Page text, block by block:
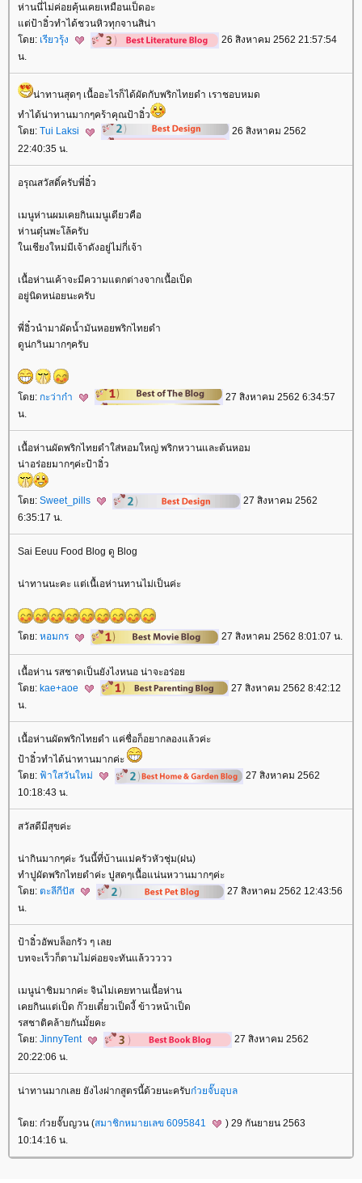
ห่านนี่ไม่ค่อยคุ้นเคยเหมือนเป็ดอะ
ต่ป้าอิ๋วทำได้ชวนหิวทุกจานสิน่า
ดย: เรียวรุ้ง
26 สิงหาคม 2562 21:57:54
น.
น่าทานสุดๆ เนื้ออะไรก็ได้ผัดกับพริกไทยดำ เราชอบหมด
ทำได้น่าทานมากๆคร้าคุณป้าอิ๋ว
ดย: Tui Laksi
26 สิงหาคม 2562
22:40:35 น.
อรุณสวัสดิ์ครับพี่อิ๋ว
เมนูห่านผมเคยกินเมนูเดียวคือ
ห่านตุ๋นพะโล้ครับ
นเชียงใหม่มีเจ้าดังอยู่ไม่กี่เจ้า
เนื้อห่านเค้าจะมีความแตกต่างจากเนื้อเป็ด
อยู่นิดหน่อยนะครับ
พี่อิ๋วนำมาผัดน้ำมันหอยพริกไทยดำ
ดูน่กาินมากๆครับ
ดย: กะว่าก๋า
27 สิงหาคม 2562 6:34:57
น.
เนื้อห่านผัดพริกไทยดำใส่หอมใหญ่ พริกหวานและต้นหอม
น่าอร่อยมากๆค่ะป้าอิ๋ว
ดย: Sweet_pills
27 สิงหาคม 2562
6:35:17 น.
Sai Eeuu Food Blog ดู Blog
น่าทานนะคะ แต่เนื้เอห่านทานไม่เป็นค่ะ
ดย: หอมกร 27 สิงหาคม 2562 8:01:07 น.
เนื้อห่าน รสชาดเป็นยังไงหนอ น่าจะอร่อ
ดย: kae+aoe
27 สิงหาคม 2562 8:42:12
น.
เนื้อห่านผัดพริกไทยดำ แค่ชื่อก็อยากลองแล้วค่ะ
ป้าอิ๋วทำได้น่าทานมากค่ะ
ดย: ฟ้าใสวันใหม่
27 สิงหาคม 2562
10:18:43 น.
สวัสดีมีสุขค่ะ
น่ากินมากๆค่ะ วันนี้ที่บ้านแม่ครัวหัวชุ่ม(ฝน)
ทำปูผัดพริกไทยดำค่ะ ปูสดๆเนื้อแน่นหวานมากๆค่ะ
ดย: ตะลีกีปัส
27 สิงหาคม 2562 12:43:56
น.
ป้าอิ๋วอัพบล็อกรัว ๆ เล
บทจะเร็วก็ตามไม่ค่อยจะทันแล้ววววว
เมนูน่าชิมมากค่ะ จินไม่เคยทานเนื้อห่าน
เคยกินแต่เป็ด ก๊วยเตี๋ยวเป็ดงี้ ข้าวหน้าเป็ด
รสชาติคล้ายกันมั้ยคะ
ดย: JinnyTent
27 สิงหาคม 2562
20:22:06 น.
น่าทานมากเลย ยังไงฝากสูตรนี้ด้วยนะครับก๋วยจั๊บอุบล
ดย: ก๋วยจั๊บญวน (สมาชิกหมายเลข 6095841
) 29 กันยายน 2563
10:14:16 น.